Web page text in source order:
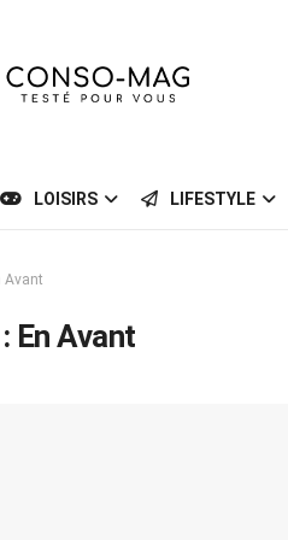
LOISIRS LIFESTYLE
Avant
En Avant